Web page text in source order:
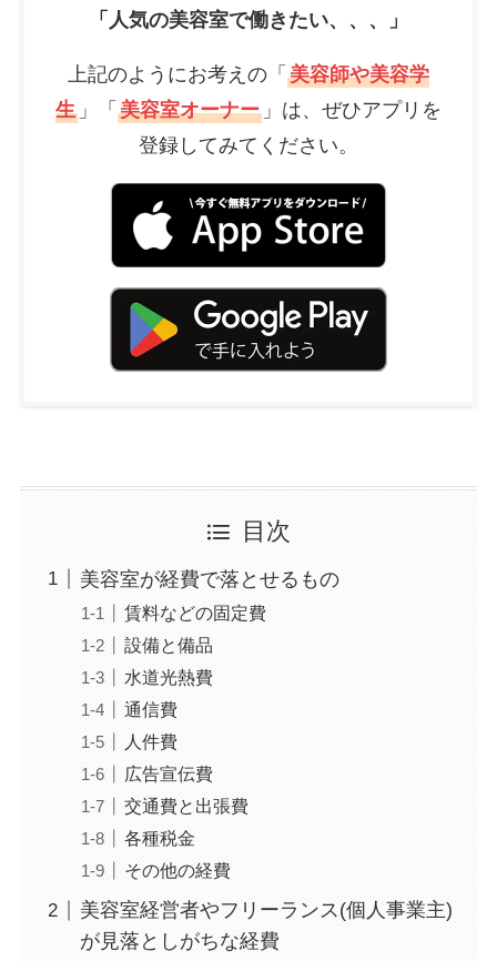
「人気の美容室で働きたい、、、」
上記のようにお考えの「 美容師や美容学
生 」「 美容室オーナー 」は、ぜひアプリを
登録してみてください。
目次
美容室が経費で落とせるもの
賃料などの固定費
設備と備品
水道光熱費
通信費
人件費
広告宣伝費
交通費と出張費
各種税金
その他の経費
美容室経営者やフリーランス(個人事業主)
が見落としがちな経費